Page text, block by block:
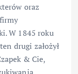
oraz
W 1845 roku
drugi założył
& Cie,